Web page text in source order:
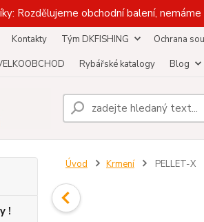
Rozdělujeme obchodní balení,
Kontakty Tým DKFISHING Ochrana
Rybářské katalogy Blog
!
Úvod Krmení PELLET-X